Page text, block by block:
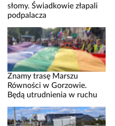
słomy. Świadkowie złapali
podpalacza
Znamy trasę Marszu
Równości w Gorzowie.
Będą utrudnienia w ruchu